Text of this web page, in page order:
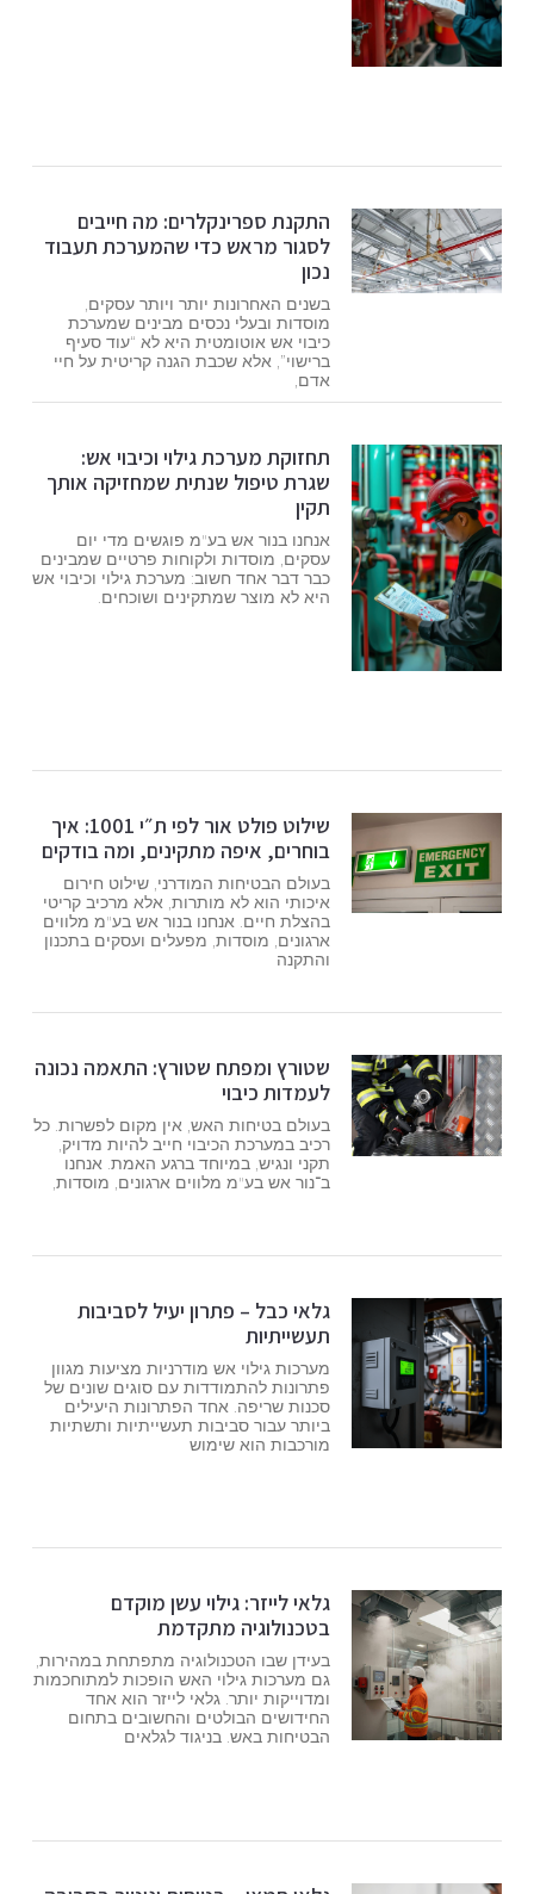
התקנת ספרינקלרים: מה חייבים
לסגור מראש כדי שהמערכת תעבוד
נכון
בשנים האחרונות יותר ויותר עסקים,
מוסדות ובעלי נכסים מבינים שמערכת
כיבוי אש אוטומטית היא לא “עוד סעיף
ברישוי”, אלא שכבת הגנה קריטית על חיי
אדם,
תחזוקת מערכת גילוי וכיבוי אש:
שגרת טיפול שנתית שמחזיקה אותך
תקין
אנחנו בנור אש בע"מ פוגשים מדי יום
עסקים, מוסדות ולקוחות פרטיים שמבינים
כבר דבר אחד חשוב: מערכת גילוי וכיבוי אש
היא לא מוצר שמתקינים ושוכחים.
שילוט פולט אור לפי ת״י 1001: איך
בוחרים, איפה מתקינים, ומה בודקים
בעולם הבטיחות המודרני, שילוט חירום
איכותי הוא לא מותרות, אלא מרכיב קריטי
בהצלת חיים. אנחנו בנור אש בע"מ מלווים
ארגונים, מוסדות, מפעלים ועסקים בתכנון
והתקנה
שטורץ ומפתח שטורץ: התאמה נכונה
לעמדות כיבוי
בעולם בטיחות האש, אין מקום לפשרות. כל
רכיב במערכת הכיבוי חייב להיות מדויק,
תקני ונגיש, במיוחד ברגע האמת. אנחנו
ב־נור אש בע"מ מלווים ארגונים, מוסדות,
גלאי כבל – פתרון יעיל לסביבות
תעשייתיות
מערכות גילוי אש מודרניות מציעות מגוון
פתרונות להתמודדות עם סוגים שונים של
סכנות שריפה. אחד הפתרונות היעילים
ביותר עבור סביבות תעשייתיות ותשתיות
מורכבות הוא שימוש
גלאי לייזר: גילוי עשן מוקדם
בטכנולוגיה מתקדמת
בעידן שבו הטכנולוגיה מתפתחת במהירות,
גם מערכות גילוי האש הופכות למתוחכמות
ומדוייקות יותר. גלאי לייזר הוא אחד
החידושים הבולטים והחשובים בתחום
הבטיחות באש. בניגוד לגלאים